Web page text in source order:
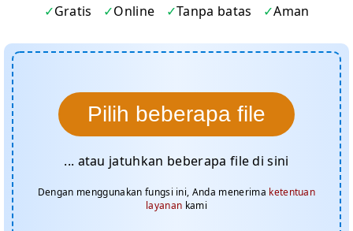
Gratis Online Tanpa batas Aman
Pilih beberapa file
... atau jatuhkan beberapa file di sini
Dengan menggunakan fungsi ini, Anda menerima ketentuan
layanan kami